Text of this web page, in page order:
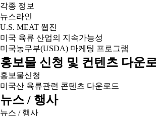
각종 정보
뉴스라인
U.S. MEAT 웹진
미국 육류 산업의 지속가능성
미국농무부(USDA) 마케팅 프로그램
홍보물 신청 및 컨텐츠 다운
홍보물신청
미국산 육류관련 콘텐츠 다운로드
뉴스 / 행사
뉴스 / 행사